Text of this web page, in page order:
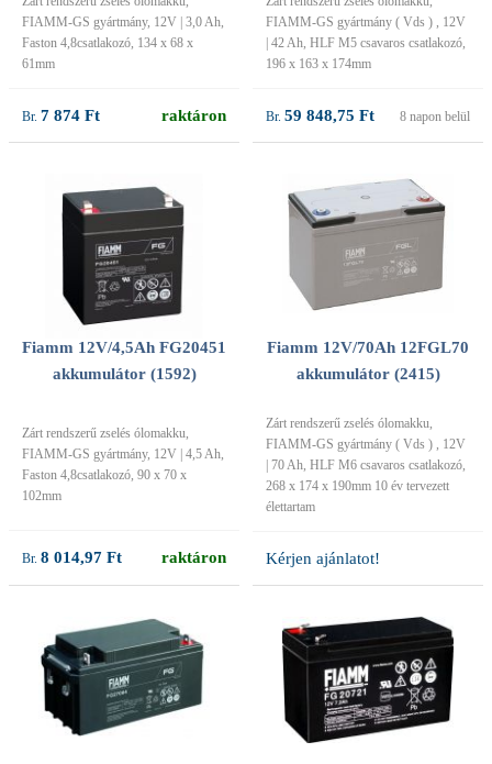
FIAMM-GS gyártmány, 12V | 3,0 Ah,
Faston 4,8csatlakozó, 134 x 68 x
61mm
7 874 Ft raktáron
FIAMM-GS gyártmány ( Vds ) , 12V
| 42 Ah, HLF M5 csavaros csatlakozó,
196 x 163 x 174mm
59 848,75 Ft 8 napon belül
Fiamm 12V/4,5Ah FG20451
akkumulátor (1592)
Zárt rendszerű zselés ólomakku,
FIAMM-GS gyártmány, 12V | 4,5 Ah,
Faston 4,8csatlakozó, 90 x 70 x
102mm
8 014,97 Ft raktáron
Fiamm 12V/70Ah 12FGL70
akkumulátor (2415)
Zárt rendszerű zselés ólomakku,
FIAMM-GS gyártmány ( Vds ) , 12V
| 70 Ah, HLF M6 csavaros csatlakozó,
268 x 174 x 190mm 10 év tervezett
élettartam
Kérjen ajánlatot!